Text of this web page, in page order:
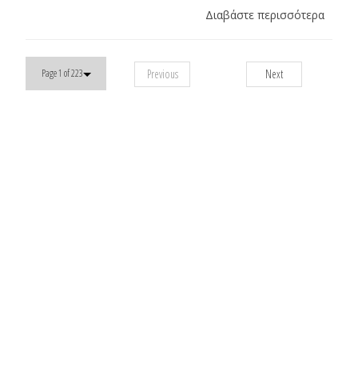
Διαβάστε περισσότερα
Page 1 of 223 Previous Next